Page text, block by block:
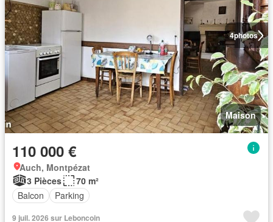
4photos
Maison
110 000 €
Auch, Montpézat
3 Pièces
70 m²
Balcon
Parking
9 juil. 2026 sur Leboncoin